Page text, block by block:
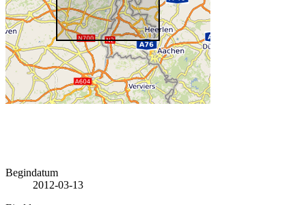
Begindatum
2012-03-13